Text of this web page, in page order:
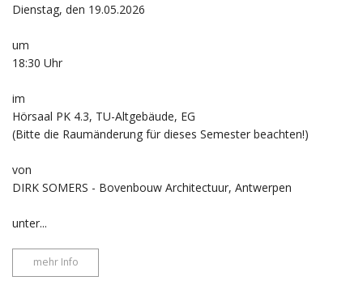
Dienstag, den 19.05.2026
um
18:30 Uhr
im
Hörsaal PK 4.3, TU-Altgebäude, EG
(Bitte die Raumänderung für dieses Semester beachten!)
von
DIRK SOMERS - Bovenbouw Architectuur, Antwerpen
unter...
mehr Info